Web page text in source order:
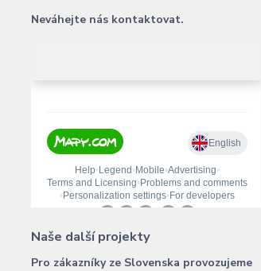
Neváhejte nás kontaktovat.
Naše další projekty
Pro zákazníky ze Slovenska provozujeme